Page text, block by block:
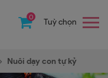
0
Tuỳ chọn
Nuôi dạy con tự kỷ